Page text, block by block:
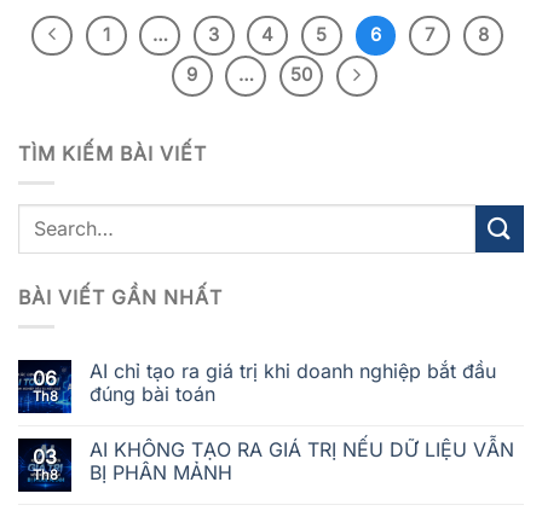
1 … 3 4 5 6 7
8
9
… 50
TÌM KIẾM BÀI VIẾT
BÀI VIẾT GẦN NHẤT
06
Th8
AI chỉ tạo ra giá trị khi doanh nghiệp bắt đầu
đúng bài toán
03
Th8
AI KHÔNG TẠO RA GIÁ TRỊ NẾU DỮ LIỆU VẪN
BỊ PHÂN MẢNH